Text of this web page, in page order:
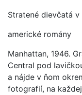
Stratené dievčatá
americké romány
Manhattan, 1946.
Central pod
a nájde v ňom
fotografií, na